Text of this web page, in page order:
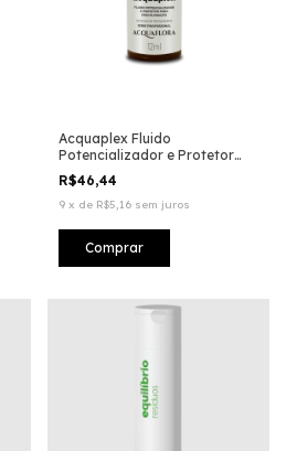
Acquaplex Fluido
Potencializador e Protetor
para Descoloração
R$46,44
9 x de R$5,16 sem juros